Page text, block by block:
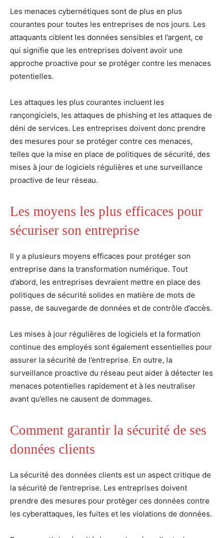
Les menaces cybernétiques sont de plus en plus
courantes pour toutes les entreprises de nos jours. Les
attaquants ciblent les données sensibles et l’argent, ce
qui signifie que les entreprises doivent avoir une
approche proactive pour se protéger contre les menaces
potentielles.
Les attaques les plus courantes incluent les
rançongiciels, les attaques de phishing et les attaques de
déni de services. Les entreprises doivent donc prendre
des mesures pour se protéger contre ces menaces,
telles que la mise en place de politiques de sécurité, des
mises à jour de logiciels régulières et une surveillance
proactive de leur réseau.
Les moyens les plus efficaces pour
sécuriser son entreprise
Il y a plusieurs moyens efficaces pour protéger son
entreprise dans la transformation numérique. Tout
d’abord, les entreprises devraient mettre en place des
politiques de sécurité solides en matière de mots de
passe, de sauvegarde de données et de contrôle d’accès.
Les mises à jour régulières de logiciels et la formation
continue des employés sont également essentielles pour
assurer la sécurité de l’entreprise. En outre, la
surveillance proactive du réseau peut aider à détecter les
menaces potentielles rapidement et à les neutraliser
avant qu’elles ne causent de dommages.
Comment garantir la sécurité de ses
données clients
La sécurité des données clients est un aspect critique de
la sécurité de l’entreprise. Les entreprises doivent
prendre des mesures pour protéger ces données contre
les cyberattaques, les fuites et les violations de données.